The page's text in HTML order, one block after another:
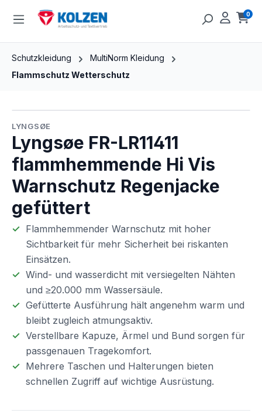
Zum Hauptinhalt springen 0
Schutzkleidung
MultiNorm Kleidung
Flammschutz Wetterschutz
LYNGSØE
Lyngsøe FR-LR11411
flammhemmende Hi Vis
Warnschutz Regenjacke
gefüttert
Flammhemmender Warnschutz mit hoher
Sichtbarkeit für mehr Sicherheit bei riskanten
Einsätzen.
Wind- und wasserdicht mit versiegelten Nähten
und ≥20.000 mm Wassersäule.
Gefütterte Ausführung hält angenehm warm und
bleibt zugleich atmungsaktiv.
Verstellbare Kapuze, Ärmel und Bund sorgen für
passgenauen Tragekomfort.
Mehrere Taschen und Halterungen bieten
schnellen Zugriff auf wichtige Ausrüstung.